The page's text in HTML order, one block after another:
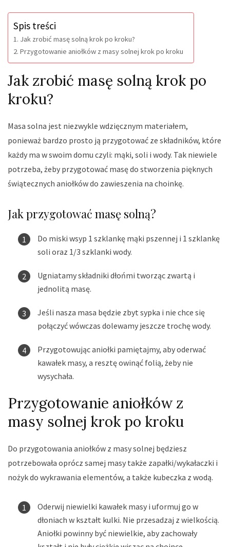
Spis treści
Jak zrobić masę solną krok po kroku?
Przygotowanie aniołków z masy solnej krok po kroku
Jak zrobić masę solną krok po
kroku?
Masa solna jest niezwykle wdzięcznym materiałem,
ponieważ bardzo prosto ją przygotować ze składników, które
każdy ma w swoim domu czyli: mąki, soli i wody. Tak niewiele
potrzeba, żeby przygotować masę do stworzenia pięknych
świątecznych aniołków do zawieszenia na choinkę.
Jak przygotować masę solną?
Do miski wsyp 1 szklankę mąki pszennej i 1 szklankę
soli oraz 1/3 szklanki wody.
Ugniatamy składniki dłońmi tworząc zwartą i
jednolitą masę.
Jeśli nasza masa będzie zbyt sypka i nie chce się
połączyć wówczas dolewamy jeszcze trochę wody.
Przygotowując aniołki pamiętajmy, aby oderwać
kawałek masy, a resztę owinąć folią, żeby nie
wysychała.
Przygotowanie aniołków z
masy solnej krok po kroku
Do przygotowania aniołków z masy solnej będziesz
potrzebowała oprócz samej masy także zapałki/wykałaczki i
nożyk do wykrawania elementów, a także kubeczka z wodą.
Oderwij niewielki kawałek masy i uformuj go w
dłoniach w kształt kulki. Nie przesadzaj z wielkością.
Aniołki powinny być niewielkie, aby zachowały